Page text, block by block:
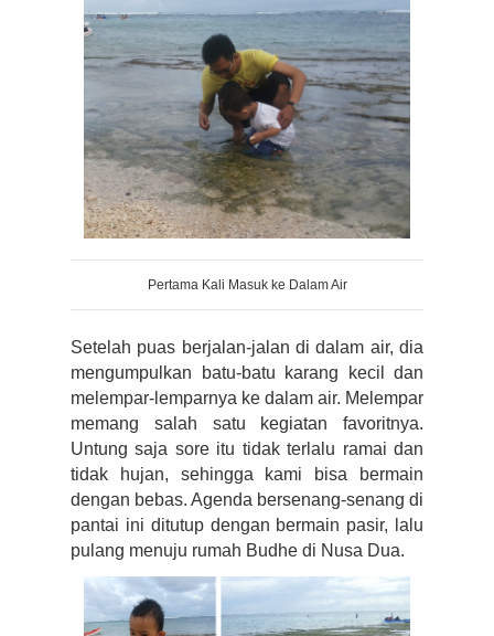
Pertama Kali Masuk ke Dalam Air
Setelah puas berjalan-jalan di dalam air, dia
mengumpulkan batu-batu karang kecil dan
melempar-lemparnya ke dalam air. Melempar
memang salah satu kegiatan favoritnya.
Untung saja sore itu tidak terlalu ramai dan
tidak hujan, sehingga kami bisa bermain
dengan bebas. Agenda bersenang-senang di
pantai ini ditutup dengan bermain pasir, lalu
pulang menuju rumah Budhe di Nusa Dua.